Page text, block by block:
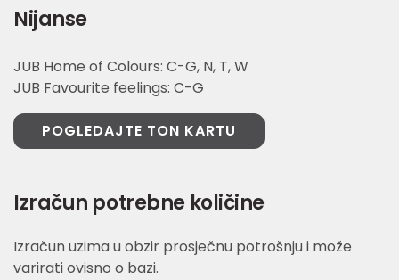
Nijanse
JUB Home of Colours: C-G, N, T, W
JUB Favourite feelings: C-G
POGLEDAJTE TON KARTU
Izračun potrebne količine
Izračun uzima u obzir prosječnu potrošnju i može
varirati ovisno o bazi.